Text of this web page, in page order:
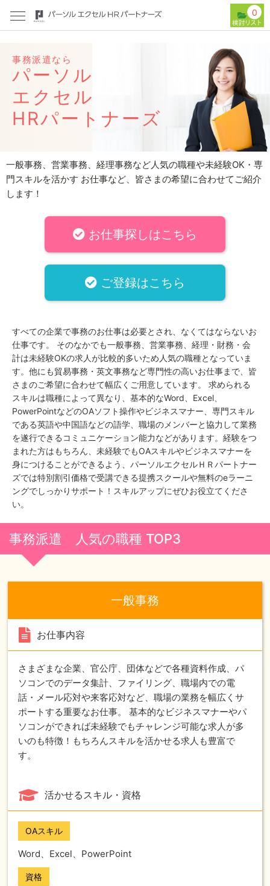
0
事務派遣なら
パーソル
エクセル
HRパートナーズ
一般事務、営業事務、経理事務など人気の職種や未経験OK・専
門スキルを活かす お仕事など、皆さまの希望に合わせてご紹介
します！
お仕事探しはこちら
ご登録はこちら
すべての企業で事務のお仕事は必要とされ、なくてはならないお
仕事です。 そのなかでも一般事務、営業事務、経理・財務・会
計は未経験OKの求人が比較的多いため人気の職種となっていま
す。他にも貿易事務・英文事務など専門性の高いお仕事まで、皆
さまのご希望に合わせて幅広くご用意しています。 求められる
スキルは職種によって異なり、基本的なWord、Excel、
PowerPointなどのOAソフト操作やビジネスマナー、専門スキル
である英語や中国語などの語学、職場のメンバーと協力して業務
を遂行できるコミュニケーション能力などがあります。経験をつ
まれた方はもちろん、未経験でもOAスキルやビジネスマナーを
身につけることができるよう、パーソルエクセルＨＲパートナー
ズでは特別割引価格で受講できる提携スクールや無料のeラーニ
ングでしっかりサポート！スキルアップにぜひお役立てくださ
い。
事務派遣 人気の職種 TOP3
一般事務
お仕事内容
さまざまな企業、官公庁、団体などで各種資料作成、パ
ソコンでのデータ集計、ファイリング、職場内での電
話・メール応対や来客応対など、職場の業務を幅広くサ
ポートする重要なお仕事。 基本的なビジネスマナーやパ
ソコンができれば未経験でもチャレンジ可能な求人が多
いのも特徴！もちろんスキルを活かせる求人も豊富で
す。
活かせるスキル・資格
OAスキル
Word、Excel、PowerPoint
資格